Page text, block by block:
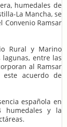
humedales de
La Mancha, se
Convenio Ramsar
Rural y Marino
entre las
al Ramsar
acuerdo de
española en
humedales y la